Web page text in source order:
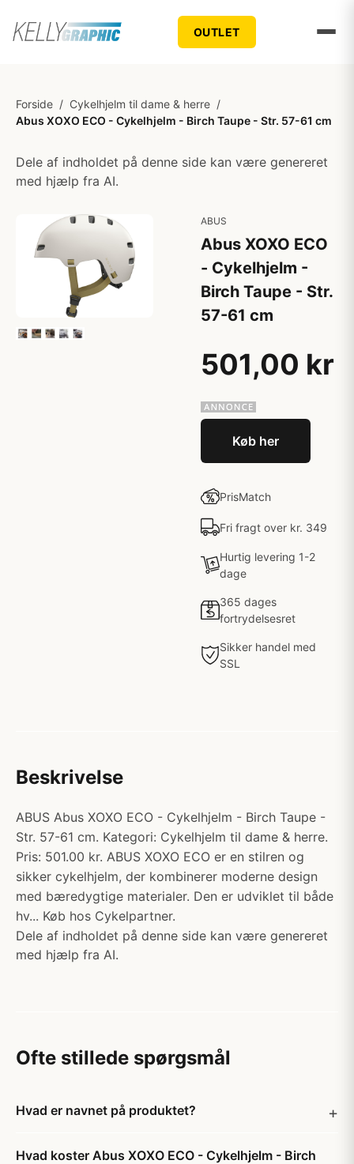
OUTLET
Forside / Cykelhjelm til dame & herre /
Abus XOXO ECO - Cykelhjelm - Birch Taupe - Str. 57-61 cm
Dele af indholdet på denne side kan være genereret
med hjælp fra AI.
ABUS
Abus XOXO ECO
- Cykelhjelm -
Birch Taupe - Str.
57-61 cm
501,00 kr
Køb her
PrisMatch
Fri fragt over kr. 349
Hurtig levering 1-2
dage
365 dages
fortrydelsesret
Sikker handel med
SSL
Beskrivelse
ABUS Abus XOXO ECO - Cykelhjelm - Birch Taupe -
Str. 57-61 cm. Kategori: Cykelhjelm til dame & herre.
Pris: 501.00 kr. ABUS XOXO ECO er en stilren og
sikker cykelhjelm, der kombinerer moderne design
med bæredygtige materialer. Den er udviklet til både
hv... Køb hos Cykelpartner.
Dele af indholdet på denne side kan være genereret
med hjælp fra AI.
Ofte stillede spørgsmål
Hvad er navnet på produktet?
Hvad koster Abus XOXO ECO - Cykelhjelm - Birch